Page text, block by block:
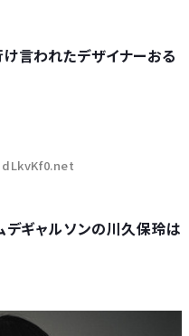
言われたデザイナーおる
デギャルソンの川久保玲は